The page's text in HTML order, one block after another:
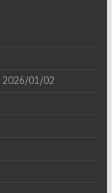
2026/01/02